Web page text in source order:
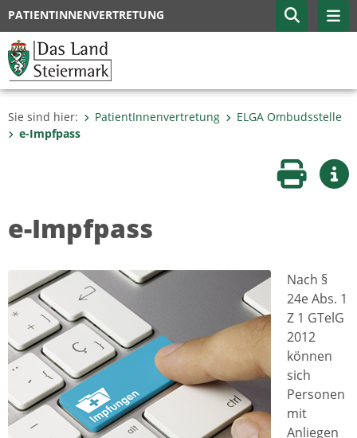
PATIENTINNENVERTRETUNG
Sie sind hier: PatientInnenvertretung
ELGA Ombudsstelle
e-Impfpass
Seite
e-Impfpass
Nach §
24e Abs. 1
Z 1 GTelG
2012
können
sich
Personen
mit
Anliegen